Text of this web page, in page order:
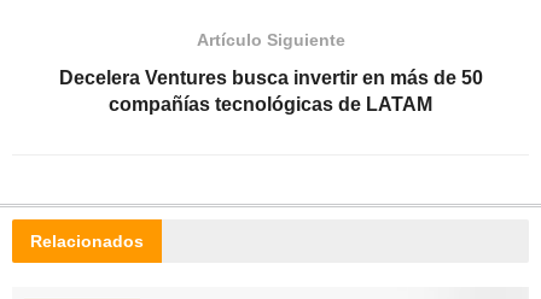
Artículo Siguiente
Decelera Ventures busca invertir en más de 50
compañías tecnológicas de LATAM
Relacionados